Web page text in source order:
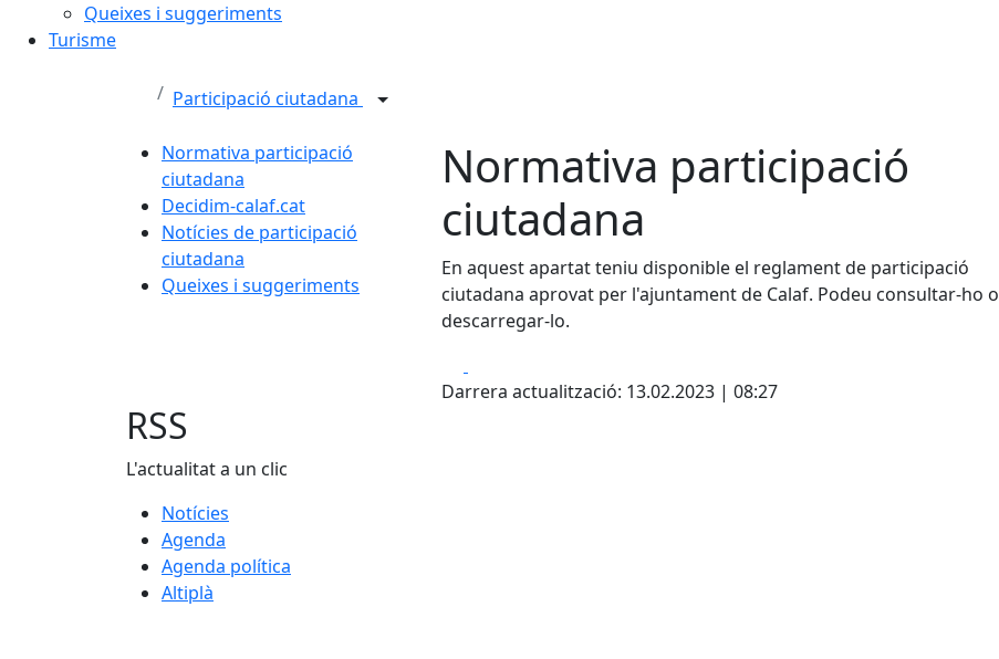
Queixes i suggeriments
Turisme
Participació ciutadana
Normativa participació
ciutadana
Decidim-calaf.cat
Notícies de participació
ciutadana
Queixes i suggeriments
Normativa participació
ciutadana
En aquest apartat teniu disponible el reglament de participació
ciutadana aprovat per l'ajuntament de Calaf. Podeu consultar-ho o
descarregar-lo.
Darrera actualització: 13.02.2023 | 08:27
RSS
L'actualitat a un clic
Notícies
Agenda
Agenda política
Altiplà